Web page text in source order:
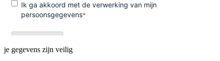
je gegevens zijn veilig